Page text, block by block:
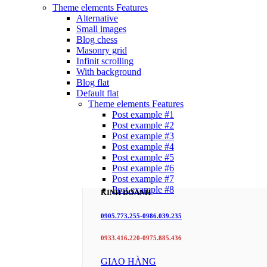
Theme elements Features
Alternative
Small images
Blog chess
Masonry grid
Infinit scrolling
With background
Blog flat
Default flat
Theme elements Features
Post example #1
Post example #2
Post example #3
Post example #4
Post example #5
Post example #6
Post example #7
Post example #8
KINH DOANH
0905.773.255-0986.039.235
0933.416.220-0975.885.436
GIAO HÀNG